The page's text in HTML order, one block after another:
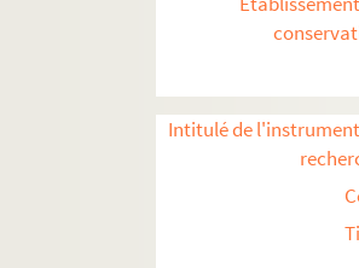
Intitulé de
ALB 3.11.
L'association "La
ALB 3.13.
Jeux floraux
ALB